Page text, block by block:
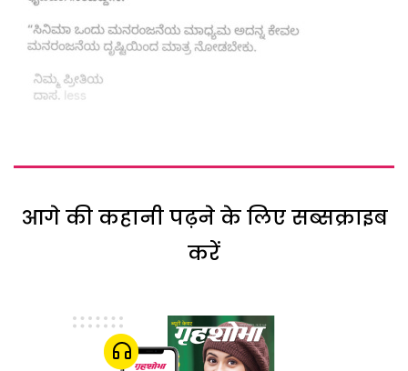
आगे की कहानी पढ़ने के लिए सब्सक्राइब
करें